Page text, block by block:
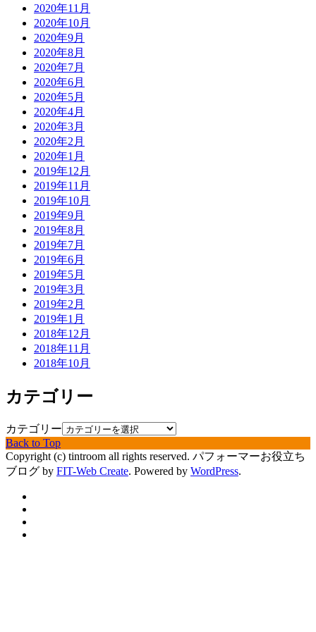
2020年11月
2020年10月
2020年9月
2020年8月
2020年7月
2020年6月
2020年5月
2020年4月
2020年3月
2020年2月
2020年1月
2019年12月
2019年11月
2019年10月
2019年9月
2019年8月
2019年7月
2019年6月
2019年5月
2019年3月
2019年2月
2019年1月
2018年12月
2018年11月
2018年10月
カテゴリー
カテゴリー
Back to Top
Copyright (c) tintroom all rights reserved. パフォーマーお役立ち
ブログ by FIT-Web Create. Powered by WordPress.